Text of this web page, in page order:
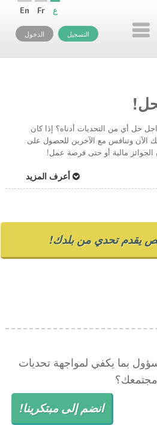
En Fr ع
التسجيل الدخول
حل أي من التحديات أدناه؟ إذا كان
الآن وتنافس مع الآخرين للحصول على
مالية أو حتى فرصة عمل!
أعرف المزيد
يقدم تحدي من بلدك!
بما يكفي لمواجهة تحديات
مجتمعك؟
انضم إلى مبتكرينا!